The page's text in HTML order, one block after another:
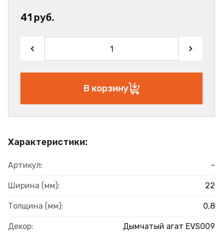
Характеристики:
Артикул: -
Ширина (мм): 22
Толщина (мм): 0,8
Декор: Дымчатый агат EVS009
41 руб.
В корзину